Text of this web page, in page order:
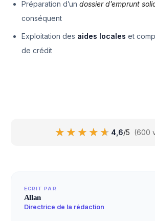
Préparation d’un dossier d’emprunt
conséquent
Exploitation des aides locales et
de crédit
★★★★★
★★★★★ 4,6/5 (600
ECRIT PAR
Allan
Directrice de la rédaction